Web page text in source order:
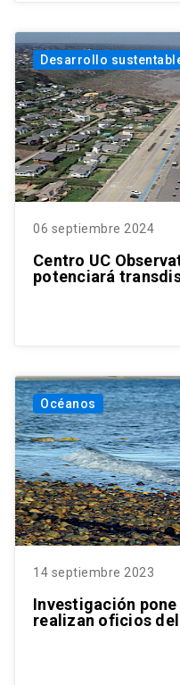
Desarrollo
06 septiembre 2024
Centro UC
potenciará
Océanos
14 septiembre 2023
Investigación
realizan oficios